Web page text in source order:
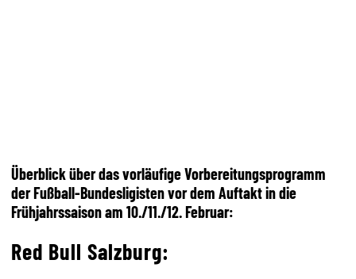
Überblick über das vorläufige Vorbereitungsprogramm
der Fußball-Bundesligisten vor dem Auftakt in die
Frühjahrssaison am 10./11./12. Februar:
Red Bull Salzburg: